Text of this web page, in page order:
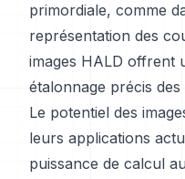
primordiale, comme
représentation des
images HALD offrent
étalonnage précis
Le potentiel des
leurs applications
puissance de calcul